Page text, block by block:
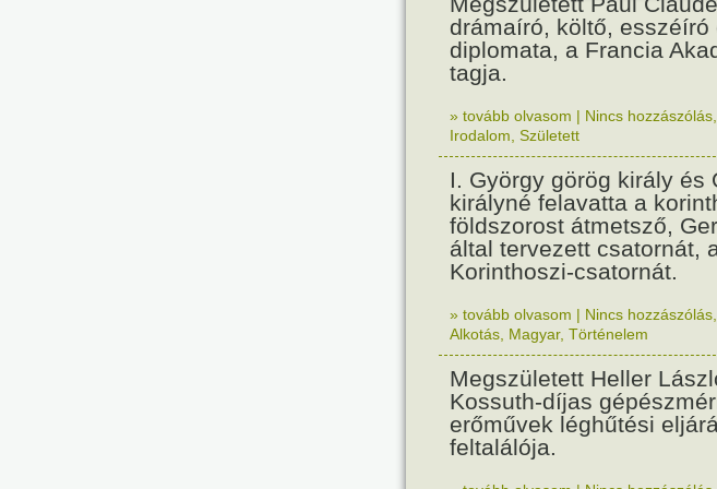
drámaíró, költő, esszéíró
diplomata, a Francia
tagja.
» tovább olvasom | Nincs
Irodalom Született
I. György görög király és
királyné felavatta a
földszorost átmetsző,
által tervezett csatornát,
Korinthoszi-csatornát.
» tovább olvasom | Nincs
Alkotás Magyar, Történelem
Megszületett Heller
Kossuth-díjas
erőművek léghűtési
feltalálója.